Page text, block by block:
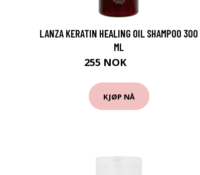
LANZA KERATIN HEALING OIL SHAMPOO 300
ML
255 NOK
KJØP NÅ